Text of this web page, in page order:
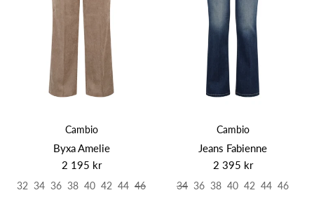
Cambio
Byxa Amelie
2 195 kr
32 34 36 38 40 42 44 46
Cambio
Jeans Fabienne
2 395 kr
34 36 38 40 42 44 46